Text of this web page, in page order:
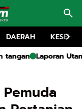
DAERAH
Bangkalan